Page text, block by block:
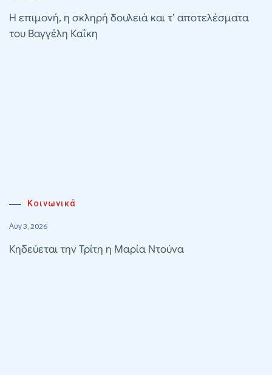
Η επιμονή, η σκληρή δουλειά και τ’ αποτελέσματα
του Βαγγέλη Καΐκη
Κοινωνικά
Αυγ 3, 2026
Κηδεύεται την Τρίτη η Μαρία Ντούνα